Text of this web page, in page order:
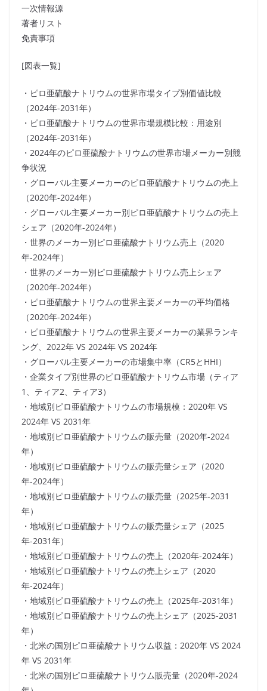
一次情報源
著者リスト
免責事項
[図表一覧]
・ピロ亜硫酸ナトリウムの世界市場タイプ別価値比較
（2024年-2031年）
・ピロ亜硫酸ナトリウムの世界市場規模比較：用途別
（2024年-2031年）
・2024年のピロ亜硫酸ナトリウムの世界市場メーカー別競
争状況
・グローバル主要メーカーのピロ亜硫酸ナトリウムの売上
（2020年-2024年）
・グローバル主要メーカー別ピロ亜硫酸ナトリウムの売上
シェア（2020年-2024年）
・世界のメーカー別ピロ亜硫酸ナトリウム売上（2020
年-2024年）
・世界のメーカー別ピロ亜硫酸ナトリウム売上シェア
（2020年-2024年）
・ピロ亜硫酸ナトリウムの世界主要メーカーの平均価格
（2020年-2024年）
・ピロ亜硫酸ナトリウムの世界主要メーカーの業界ランキ
ング、2022年 VS 2024年 VS 2024年
・グローバル主要メーカーの市場集中率（CR5とHHI）
・企業タイプ別世界のピロ亜硫酸ナトリウム市場（ティア
1、ティア2、ティア3）
・地域別ピロ亜硫酸ナトリウムの市場規模：2020年 VS
2024年 VS 2031年
・地域別ピロ亜硫酸ナトリウムの販売量（2020年-2024
年）
・地域別ピロ亜硫酸ナトリウムの販売量シェア（2020
年-2024年）
・地域別ピロ亜硫酸ナトリウムの販売量（2025年-2031
年）
・地域別ピロ亜硫酸ナトリウムの販売量シェア（2025
年-2031年）
・地域別ピロ亜硫酸ナトリウムの売上（2020年-2024年）
・地域別ピロ亜硫酸ナトリウムの売上シェア（2020
年-2024年）
・地域別ピロ亜硫酸ナトリウムの売上（2025年-2031年）
・地域別ピロ亜硫酸ナトリウムの売上シェア（2025-2031
年）
・北米の国別ピロ亜硫酸ナトリウム収益：2020年 VS 2024
年 VS 2031年
・北米の国別ピロ亜硫酸ナトリウム販売量（2020年-2024